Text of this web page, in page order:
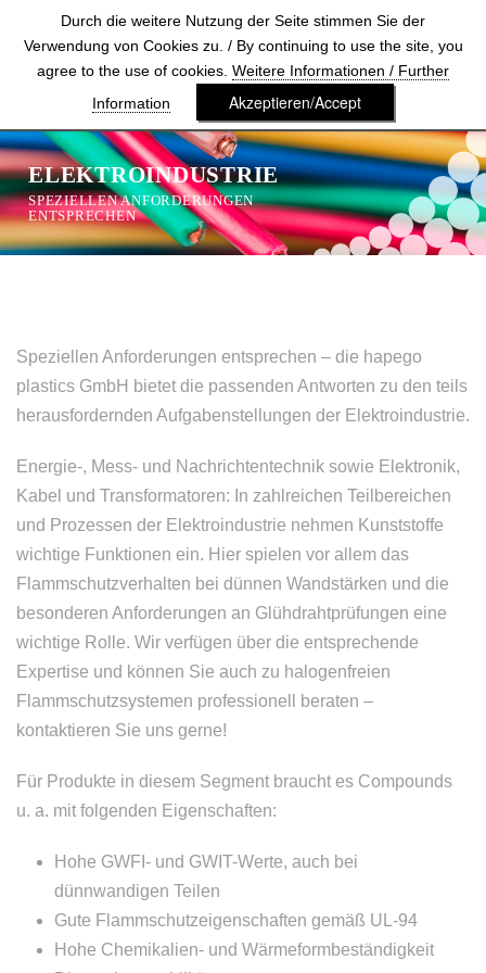
ELEKTROINDUSTRIE
ENTSPRECHEN
SPEZIELLEN ANFORDERUNGEN
Speziellen Anforderungen entsprechen – die hapego
plastics GmbH bietet die passenden Antworten zu den teils
herausfordernden Aufgabenstellungen der Elektroindustrie.
Energie-, Mess- und Nachrichtentechnik sowie Elektronik,
Kabel und Transformatoren: In zahlreichen Teilbereichen
und Prozessen der Elektroindustrie nehmen Kunststoffe
wichtige Funktionen ein. Hier spielen vor allem das
Flammschutzverhalten bei dünnen Wandstärken und die
besonderen Anforderungen an Glühdrahtprüfungen eine
wichtige Rolle. Wir verfügen über die entsprechende
Expertise und können Sie auch zu halogenfreien
Flammschutzsystemen professionell beraten –
kontaktieren Sie uns gerne!
Für Produkte in diesem Segment braucht es Compounds
u. a. mit folgenden Eigenschaften:
Hohe GWFI- und GWIT-Werte, auch bei
dünnwandigen Teilen
Gute Flammschutzeigenschaften gemäß UL-94
Hohe Chemikalien- und Wärmeformbeständigkeit
Durch die weitere Nutzung der Seite stimmen Sie der
Verwendung von Cookies zu. / By continuing to use the site, you
agree to the use of cookies. Weitere Informationen / Further
Information
Akzeptieren/Accept